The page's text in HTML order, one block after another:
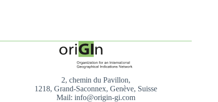
2, chemin du Pavillon,
1218, Grand-Saconnex, Genève, Suisse
Mail: info@origin-gi.com